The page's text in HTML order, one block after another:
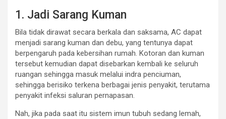
1. Jadi Sarang Kuman
Bila tidak dirawat secara berkala dan saksama, AC dapat
menjadi sarang kuman dan debu, yang tentunya dapat
berpengaruh pada kebersihan rumah. Kotoran dan kuman
tersebut kemudian dapat disebarkan kembali ke seluruh
ruangan sehingga masuk melalui indra penciuman,
sehingga berisiko terkena berbagai jenis penyakit, terutama
penyakit infeksi saluran pernapasan.
Nah, jika pada saat itu sistem imun tubuh sedang lemah,